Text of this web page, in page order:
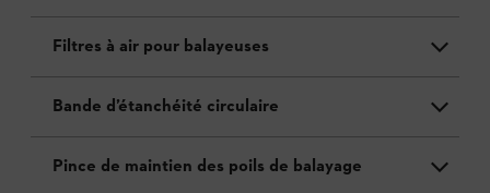
Filtres à air pour balayeuses
Bande d’étanchéité circulaire
Pince de maintien des poils de balayage